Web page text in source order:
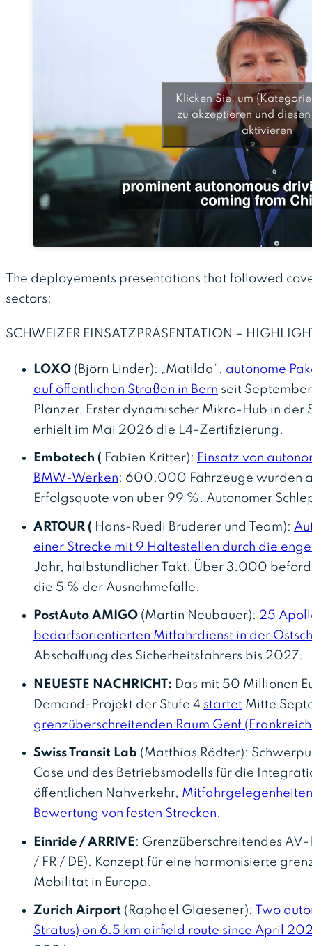
Klicken Sie, um
zu akzeptieren und
aktivieren
The deployements presentations that followed
sectors:
SCHWEIZER EINSATZPRÄSENTATION –
LOXO (Björn Linder): „Matilda“, autonome
auf öffentlichen Straßen in Bern seit
Planzer. Erster dynamischer Mikro-Hub in der
erhielt im Mai 2026 die L4-Zertifizierung.
Embotech ( Fabien Kritter): Einsatz von
BMW-Werken; 600.000 Fahrzeuge wurden
Erfolgsquote von über 99 %. Autonomer
ARTOUR ( Hans-Ruedi Bruderer und Team):
einer Strecke mit 9 Haltestellen durch die
Jahr, halbstündlicher Takt. Über 3.000
die 5 % der Ausnahmefälle.
PostAuto AMIGO (Martin Neubauer): 25
bedarfsorientierten Mitfahrdienst in der
Abschaffung des Sicherheitsfahrers bis 2027.
NEUESTE NACHRICHT: Das mit 50 Millionen
Demand-Projekt der Stufe 4 startet Mitte
grenzüberschreitenden Raum Genf
Swiss Transit Lab (Matthias Rödter):
Case und des Betriebsmodells für die
öffentlichen Nahverkehr,
Bewertung von festen Strecken.
Einride / ARRIVE: Grenzüberschreitendes
/ FR / DE). Konzept für eine harmonisierte
Mobilität in Europa.
Zurich Airport (Raphaël Glaesener):
Two
Stratus) on 6.5 km airfield route since April